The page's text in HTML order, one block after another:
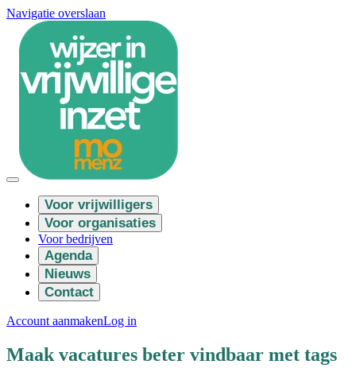
Navigatie overslaan
Voor vrijwilligers
Voor organisaties
Voor bedrijven
Agenda
Nieuws
Contact
Account aanmakenLog in
Maak vacatures beter vindbaar met tags